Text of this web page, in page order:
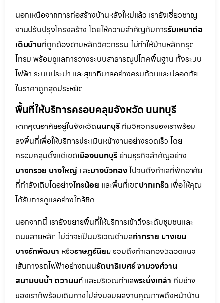
นอกเหนือจากการก่อสร้างบ้านหลังใหม่แล้ว เรายังเชี่ยวชาญ
งานปรับปรุงโครงสร้าง โดยให้ความสำคัญกับการรับเหมาต่อ
เติมบ้านที่ถูกต้องตามหลักวิศวกรรม ไม่ทำให้บ้านหลักทรุด
โทรม พร้อมดูแลการวางระบบสาธารณูปโภคพื้นฐาน ทั้งระบบ
ไฟฟ้า ระบบประปา และสุขาภิบาลอย่างครบถ้วนและปลอดภัย
ในราคาถูกสุดประหยัด
พื้นที่ให้บริการครอบคลุมจังหวัด นนทบุรี
หากคุณอาศัยอยู่ในจังหวัดนนทบุรี ทีมวิศวกรของเราพร้อม
ลงพื้นที่เพื่อให้บริการประเมินหน้างานอย่างรวดเร็ว โดย
ครอบคลุมตั้งแต่เขตเมืองนนทบุรี ย่านธุรกิจสำคัญอย่าง
บางกรวย บางใหญ่ และบางบัวทองไปจนถึงทำเลที่พักอาศัย
ที่กำลังเติบโตอย่างไทรน้อย และพื้นที่เขตปากเกร็ด เพื่อให้คุณ
ได้รับการดูแลอย่างใกล้ชิด
นอกจากนี้ เรายังขยายพื้นที่ให้บริการเข้าถึงระดับชุมชนและ
ถนนสายหลัก ไม่ว่าจะเป็นบริเวณตำบลท่าทราย บางเขน
บางรักพัฒนา หรือราษฎร์นิยมรวมถึงทำเลทองตลอดแนว
เส้นทางรถไฟฟ้าอย่างถนนรัตนาธิเบศร์ งามวงศ์วาน
สนามบินน้ำ ติวานนท์ และบริเวณทำเลพระนั่งเกล้า ทีมช่าง
ของเราก็พร้อมเดินทางไปส่งมอบผลงานคุณภาพถึงหน้าบ้าน